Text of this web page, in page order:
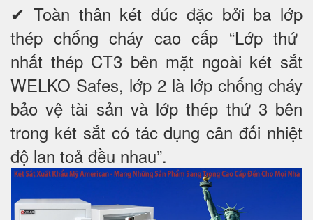
✔ Toàn thân két đúc đặc bởi ba lớp
thép chống cháy cao cấp “Lớp thứ
nhất thép CT3 bên mặt ngoài két sắt
WELKO Safes, lớp 2 là lớp chống cháy
bảo vệ tài sản và lớp thép thứ 3 bên
trong két sắt có tác dụng cân đối nhiệt
độ lan toả đều nhau”.